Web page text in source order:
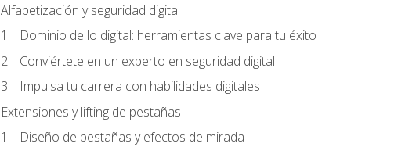
Alfabetización y seguridad digital
Dominio de lo digital: herramientas clave para tu éxito
Conviértete en un experto en seguridad digital
Impulsa tu carrera con habilidades digitales
Extensiones y lifting de pestañas
Diseño de pestañas y efectos de mirada